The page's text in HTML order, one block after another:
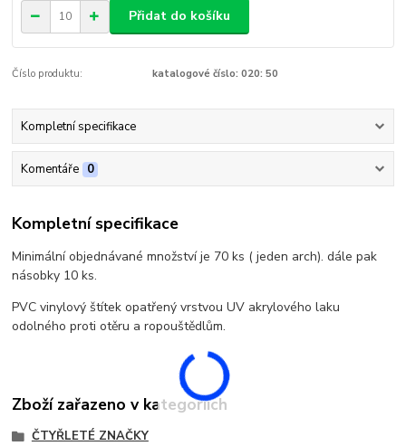
Přidat do košíku
Číslo produktu: katalogové číslo: 020: 50
Kompletní specifikace
Komentáře 0
Kompletní specifikace
Minimální objednávané množství je 70 ks ( jeden arch). dále pak
násobky 10 ks.
PVC vinylový štítek opatřený vrstvou UV akrylového laku
odolného proti otěru a ropouštědlům.
Zboží zařazeno v kategoriích
ČTYŘLETÉ ZNAČKY